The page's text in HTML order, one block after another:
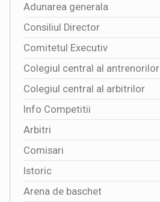
Adunarea generala
Consiliul Director
Comitetul Executiv
Colegiul central al antrenorilor
Colegiul central al arbitrilor
Info Competitii
Arbitri
Comisari
Istoric
Arena de baschet